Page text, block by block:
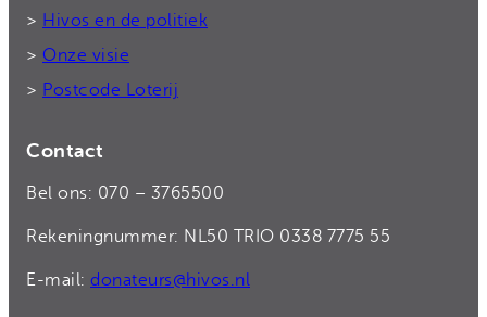
> Hivos en de politiek
> Onze visie
> Postcode Loterij
Contact
Bel ons: 070 – 3765500
Rekeningnummer: NL50 TRIO 0338 7775 55
E-mail: donateurs@hivos.nl